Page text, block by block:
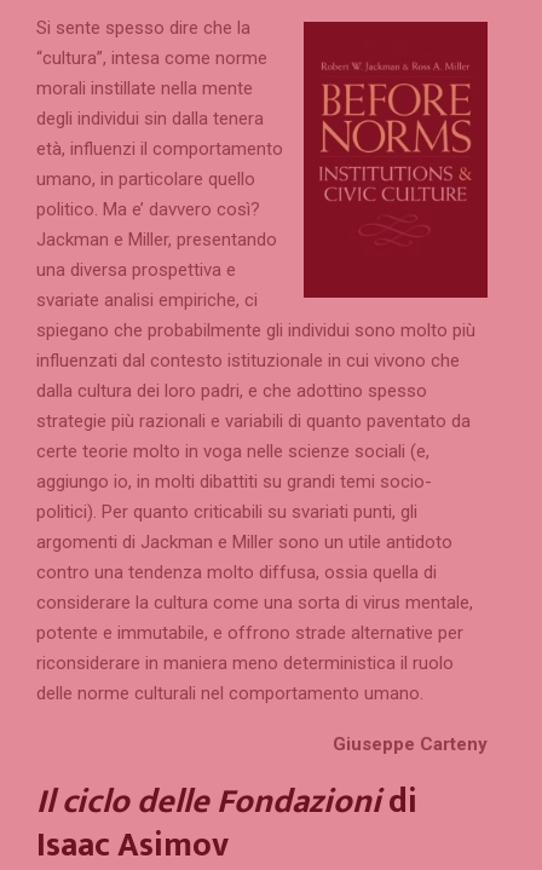
Si sente spesso dire che la
“cultura”, intesa come norme
morali instillate nella mente
degli individui sin dalla tenera
età, influenzi il comportamento
umano, in particolare quello
politico. Ma e’ davvero così?
Jackman e Miller, presentando
una diversa prospettiva e
svariate analisi empiriche, ci
spiegano che probabilmente gli individui sono molto più
influenzati dal contesto istituzionale in cui vivono che
dalla cultura dei loro padri, e che adottino spesso
strategie più razionali e variabili di quanto paventato da
certe teorie molto in voga nelle scienze sociali (e,
aggiungo io, in molti dibattiti su grandi temi socio-
politici). Per quanto criticabili su svariati punti, gli
argomenti di Jackman e Miller sono un utile antidoto
contro una tendenza molto diffusa, ossia quella di
considerare la cultura come una sorta di virus mentale,
potente e immutabile, e offrono strade alternative per
riconsiderare in maniera meno deterministica il ruolo
delle norme culturali nel comportamento umano.
Giuseppe Carteny
Il ciclo delle Fondazionidi
Isaac Asimov